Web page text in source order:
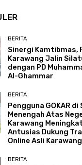
BERITA
Sinergi Kamtibmas,
Karawang Jalin
dengan PD
Al-Ghammar
BERITA
Pengguna GOKAR di
Menengah Atas
Karawang
Antusias Dukung
Online Asli Karawang
BERITA